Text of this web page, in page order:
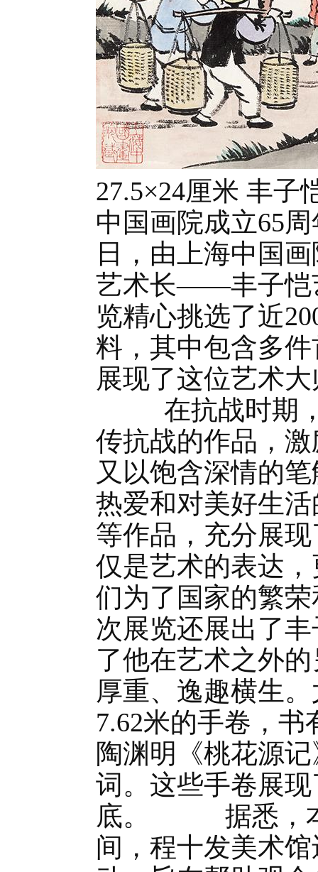
27.5×24厘米 丰
中国画院成立65
日，由上海中国
艺术长——丰子恺
览精心挑选了近
料，其中包含多
展现了这位艺术
在抗战时期，
传抗战的作品，
又以饱含深情的
热爱和对美好生
等作品，充分展
仅是艺术的表达
们为了国家的繁
次展览还展出了
了他在艺术之外
厚重、逸趣横生
7.62米的手卷，
陶渊明《桃花源
词。这些手卷展
底。 据悉，本
间，程十发美术